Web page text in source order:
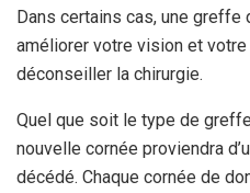
Dans certains cas, une greffe
améliorer votre vision et
déconseiller la chirurgie.
Quel que soit le type de
nouvelle cornée proviendra
décédé. Chaque cornée de